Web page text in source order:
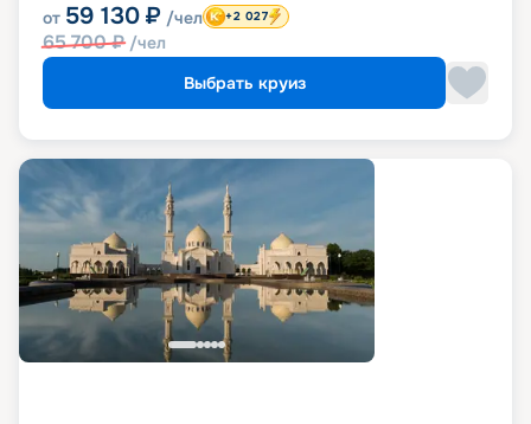
от 59 130 ₽ /чел
65 700₽ /чел
+2 027
Выбрать круиз